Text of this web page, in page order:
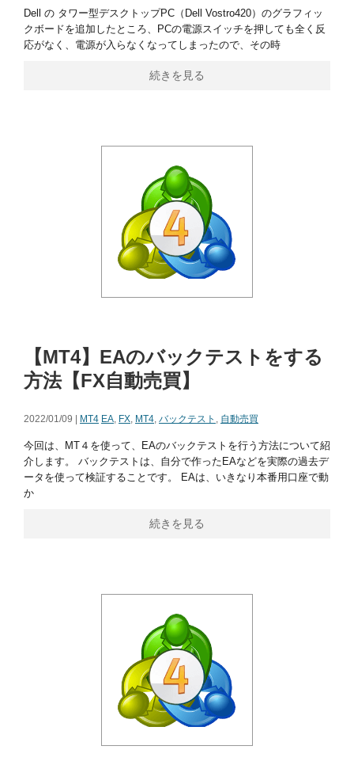
Dell の タワー型デスクトップPC（Dell Vostro420）のグラフィッ
クボードを追加したところ、PCの電源スイッチを押しても全く反
応がなく、電源が入らなくなってしまったので、その時
続きを見る
【MT4】EAのバックテストをする
方法【FX自動売買】
2022/01/09 | MT4 EA, FX, MT4, バックテスト , 自動売買
今回は、MT４を使って、EAのバックテストを行う方法について紹
介します。 バックテストは、自分で作ったEAなどを実際の過去デ
ータを使って検証することです。 EAは、いきなり本番用口座で動
か
続きを見る